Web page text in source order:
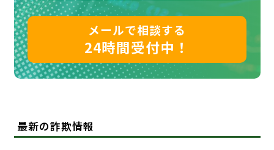
メールで相談する
24時間受付中！
最新の詐欺情報